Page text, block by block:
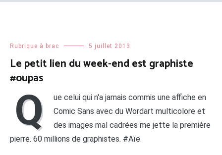
Rubrique à brac 5 juillet 2013
Le petit lien du week-end est graphiste
#oupas
Q
ue celui qui n'a jamais commis une affiche en
Comic Sans avec du Wordart multicolore et
des images mal cadrées me jette la première
pierre. 60 millions de graphistes. #Aïe.